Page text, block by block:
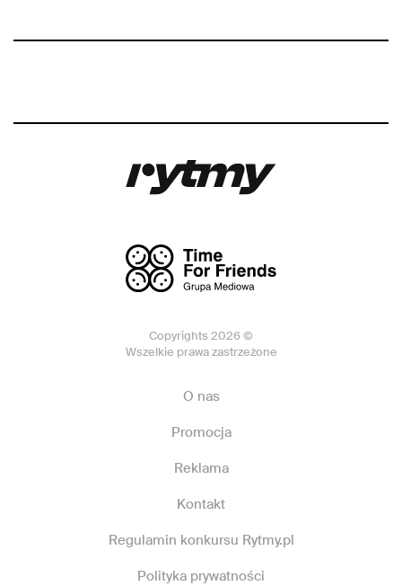
Copyrights 2026 ©
Wszelkie prawa zastrzeżone
O nas
Promocja
Reklama
Kontakt
Regulamin konkursu Rytmy.pl
Polityka prywatności